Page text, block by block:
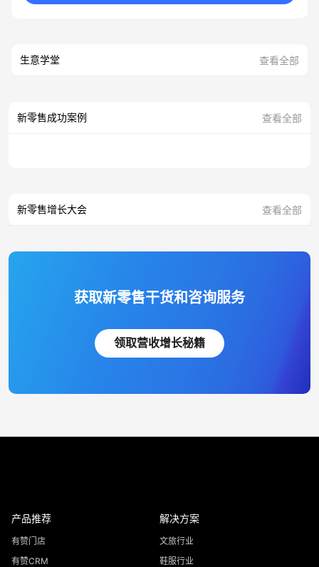
生意学堂 查看全部
新零售成功案例 查看全部
新零售增长大会 查看全部
获取新零售干货和咨询服务
领取营收增长秘籍
产品推荐
有赞门店
有赞CRM
解决方案
文旅行业
鞋服行业